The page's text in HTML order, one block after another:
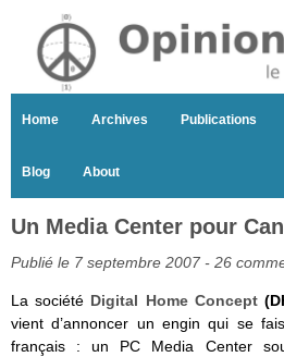
Home Archives Publications
Blog About
Un Media Center pour
Publié le 7 septembre 2007 - 26
La société Digital Home Concept
vient d’annoncer un engin qui se
français : un PC Media Center